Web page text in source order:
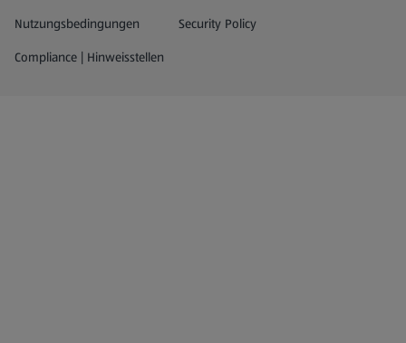
Nutzungsbedingungen
Security Policy
Compliance | Hinweisstellen